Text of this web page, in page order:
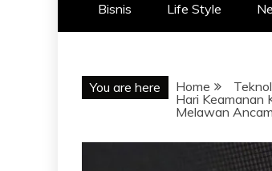
Bisnis Life Style
You are here Home
Hari Keamanan
Melawan